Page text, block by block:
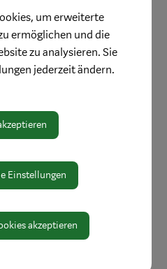
um erweiterte
ermöglichen und die
zu analysieren. Sie
jederzeit ändern.
Einstellungen
akzeptieren